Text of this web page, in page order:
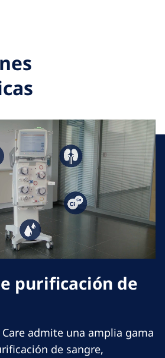
purificación de
admite una amplia gama
de sangre,